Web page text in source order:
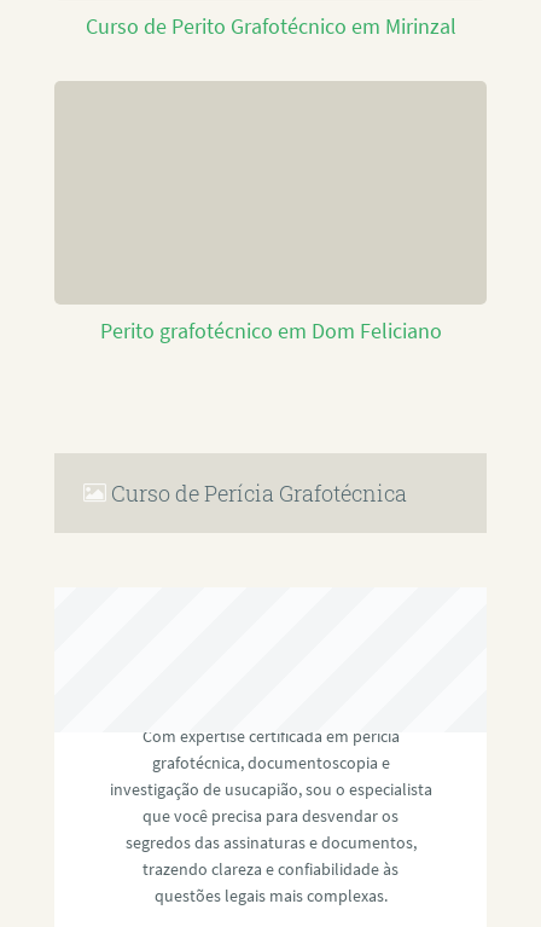
Curso de Perito Grafotécnico em Mirinzal
Perito grafotécnico em Dom Feliciano
Curso de Perícia Grafotécnica
Com expertise certificada em perícia
grafotécnica, documentoscopia e
investigação de usucapião, sou o especialista
que você precisa para desvendar os
segredos das assinaturas e documentos,
trazendo clareza e confiabilidade às
questões legais mais complexas.